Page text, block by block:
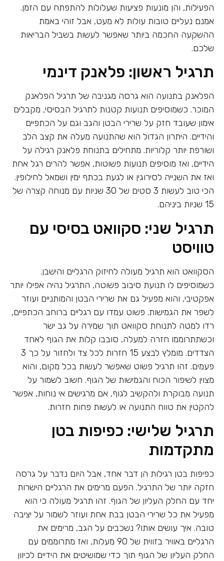
הפעילות, והן מונעות פציעות שעלולות להתפתח עם הזמן.
אמנם נעליים טובות עולות לא מעט, אבל זוהי באמת
ההשקעה החכמה ביותר שאפשר לעשות בשביל הבריאות
שלכם.
תרגיל ראשון: פלאנק דינמי
הפלאנק בתנועה הוא גרסה מגניבה של תרגיל הפלאנק
המוכר. כשמוסיפים תנועות קטנות לתרגיל הבסיסי, מקבלים
אימון שעובד חזק על שרירי הבטן והגב וגם על הכתפיים
והידיים. היתרון הגדול הוא שהתנועה מעלה את קצב הלב
ושורפת יותר קלוריות. מתחילים בתנוחת פלאנק רגילה על
הידיים, ואז מוסיפים תנועות פשוטות, אפשר להרים רגל אחת
ואז את השנייה לסירוגין או לגעת בכתף ימין ושמאל לחילופין.
הכי טוב לעשות 3 סטים של 30 שניות עם מנוחה קצרה של
15 שניות ביניהם.
תרגיל שני: סקוואט בסיסי עם
טוויסט
הסקוואט הוא תרגיל מעולה לחיזוק הרגליים והישבן.
כשמוסיפים לו תנועת סיבוב פשוטה, התרגיל נהיה אפילו יותר
אפקטיבי, והוא מפעיל גם את שרירי הבטן והמותניים ועוזר
לשפר את הגמישות. פשוט עמדו עם רגליים ברוחב הכתפיים,
רדו למטה לתנוחת סקוואט תוך שמירה על גב ישר
וכשתתרוממו חזרה למעלה, סובבו קלות את הגוף לאחד
הצדדים. מומלץ לבצע 15 חזרות לכל צד ולחזור על כך 3
פעמים. זהו תרגיל פשוט שאפשר לעשות בכל מקום, והוא
מצוין לשיפור הכוח והגמישות של הגוף. חשוב לשמור על
תנועה מבוקרת ולהקשיב לגוף, אם מרגישים אי נוחות, אפשר
להקטין את טווח התנועה או לעשות פחות חזרות.
תרגיל שלישי: כפיפות בטן
מתקדמות
כפיפות בטן רגילות הן דבר אחד, אבל היום נדבר על גרסה
חזקה יותר של התרגיל. הפעם מרימים את הרגליים הישרות
יחד עם החלק העליון של הגוף. זהו תרגיל מעולה כי הוא
מפעיל את כל שרירי הבטן בבת אחת ועוזר לשמור על יציבה
טובה. איך עושים אותו? נשכבים על הגב, מרימים את
הרגליים באוויר בזווית של 90 מעלות, ואז מתרוממים עם
החלק העליון של הגוף תוך כדי שמושיטים את הידיים לכיוון